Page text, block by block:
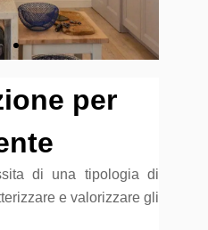
per
di una tipologia di
e valorizzare gli